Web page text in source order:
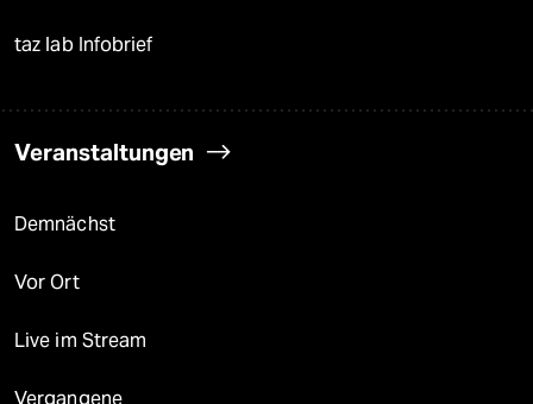
taz lab Infobrief
Veranstaltungen
Demnächst
Vor Ort
Live im Stream
Vergangene